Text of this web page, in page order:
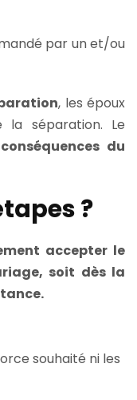
par un et/ou
, les époux
la séparation. Le
conséquences du
?
accepter le
soit dès la
souhaité ni les